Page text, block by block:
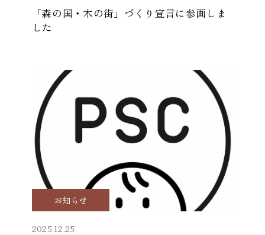
「森の国・木の街」づくり宣言に参画しま
した
お知らせ
2025.12.25